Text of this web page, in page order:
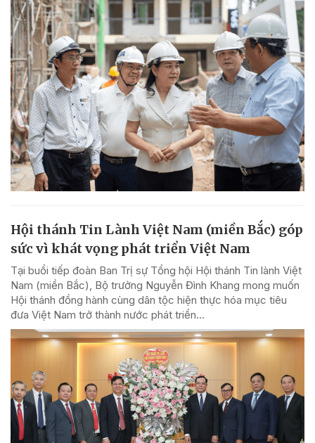
Hội thánh Tin Lành Việt Nam (miền Bắc) góp
sức vì khát vọng phát triển Việt Nam
Tại buổi tiếp đoàn Ban Trị sự Tổng hội Hội thánh Tin lành Việt
Nam (miền Bắc), Bộ trưởng Nguyễn Đình Khang mong muốn
Hội thánh đồng hành cùng dân tộc hiện thực hóa mục tiêu
đưa Việt Nam trở thành nước phát triển...